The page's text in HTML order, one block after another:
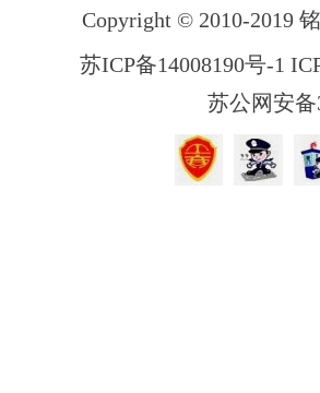
Copyright © 2010-2019
苏ICP备14008190号-1
苏公网安备